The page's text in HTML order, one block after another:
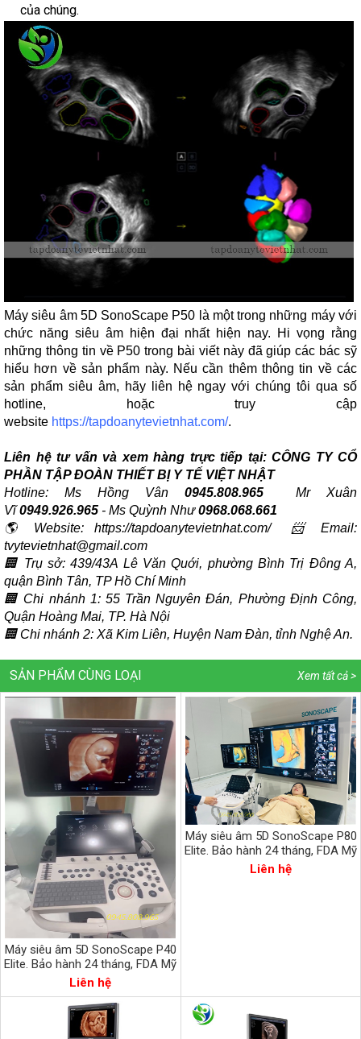
của chúng.
Máy siêu âm 5D SonoScape P50 là một trong những máy với
chức năng siêu âmhiện đại nhất hiện nay. Hi vọng rằng
những thông tin về P50 trong bài viết này đã giúp các bác sỹ
hiểu hơn về sản phẩm này. Nếu cần thêm thông tin về các
sản phẩm siêu âm, hãy liên hệ ngay với chúng tôi qua số
hotline, hoặc truy cập
website https://tapdoanytevietnhat.com/.
Liên hệ tư vấn và xem hàng trực tiếp tại: CÔNG TY CỔ
PHẦN TẬP ĐOÀN THIẾT BỊ Y TẾ VIỆT NHẬT
Hotline: Ms Hồng Vân 0945.808.965
Mr Xuân
Vĩ0949.926.965 - Ms Quỳnh Như0968.068.661
🌎 Website: https://tapdoanytevietnhat.com/ 📨 Email:
tvytevietnhat@gmail.com
🏢 Trụ sở:439/43A Lê Văn Quới, phường Bình Trị Đông A,
quận Bình Tân, TP Hồ Chí Minh
🏢 Chi nhánh 1: 55 Trần Nguyên Đán, Phường Định Công,
Quận Hoàng Mai, TP. Hà Nội
🏢 Chi nhánh 2: Xã Kim Liên, Huyện Nam Đàn, tỉnh Nghệ An.
Xem tất cả >
SẢN PHẨM CÙNG LOẠI
Máy siêu âm 5D SonoScape P40
Elite. Bảo hành 24 tháng, FDA Mỹ
Liên hệ
Máy siêu âm 5D SonoScape P80
Elite. Bảo hành 24 tháng, FDA Mỹ
Liên hệ